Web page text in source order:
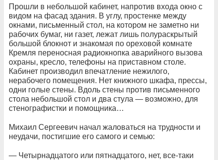
Прошли в небольшой кабинет, напротив входа окно с
видом на фасад здания. В углу, простенке между
окнами, письменный стол, на котором не заметно ни
рабочих бумаг, ни газет, лежат лишь полураскрытый
большой блокнот и знакомая по ореховой комнате
Кремля переносная радиокнопка аварийного вызова
охраны, кресло, телефоны на приставном столе.
Кабинет производил впечатление нежилого,
нерабочего помещения. Нет книжного шкафа, прессы,
одни голые стены. Вдоль стены против письменного
стола небольшой стол и два стула — возможно, для
стенографистки и помощника…
Михаил Сергеевич начал жаловаться на трудности и
неудачи, постигшие его самого и семью:
— Четырнадцатого или пятнадцатого, нет, все-таки